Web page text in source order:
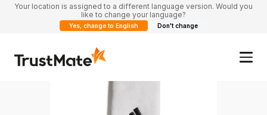
Your location is assigned to a different language version. Would you
like to change your language?
Yes, change to English Don't change